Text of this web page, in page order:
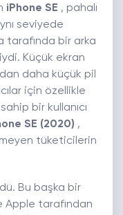
iPhone SE , pahalı
seviyede
tarafında bir arka
Küçük ekran
daha küçük pil
için özellikle
bir kullanıcı
SE (2020) ,
tüketicilerin
Bu başka bir
Apple tarafından